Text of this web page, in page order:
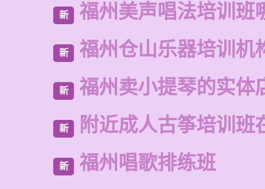
新 福州美声唱法培训班
新 福州仓山乐器培训机
新 福州卖小提琴的实体
新 附近成人古筝培训班
新 福州唱歌排练班